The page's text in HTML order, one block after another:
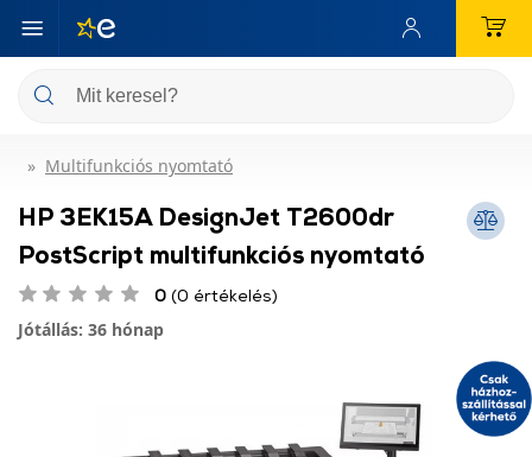
Multifunkciós nyomtató
HP 3EK15A DesignJet T2600dr
PostScript multifunkciós nyomtató
0 (0 értékelés)
Jótállás: 36 hónap